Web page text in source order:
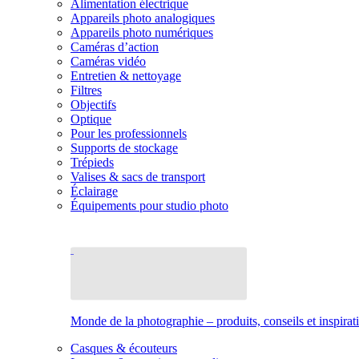
Alimentation électrique
Appareils photo analogiques
Appareils photo numériques
Caméras d’action
Caméras vidéo
Entretien & nettoyage
Filtres
Objectifs
Optique
Pour les professionnels
Supports de stockage
Trépieds
Valises & sacs de transport
Éclairage
Équipements pour studio photo
Monde de la photographie – produits, conseils et
Casques & écouteurs